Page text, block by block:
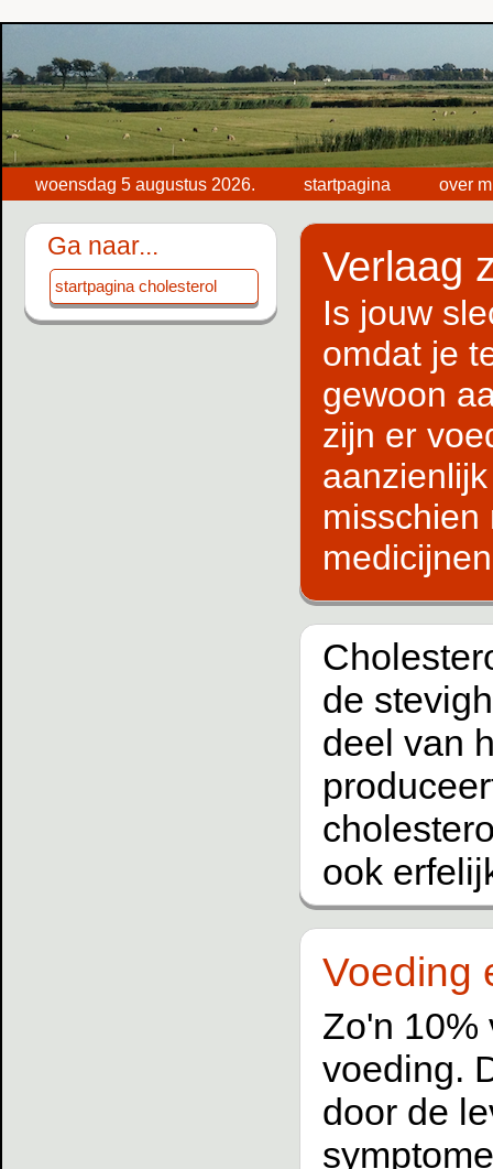
woensdag 5 augustus 2026. startpagina over
Ga naar...
startpagina cholesterol Verlaag
Is jouw
omdat je
gewoon
zijn er
misschien
de
deel van
ook
Voeding
Zo'n 10%
voeding.
door de